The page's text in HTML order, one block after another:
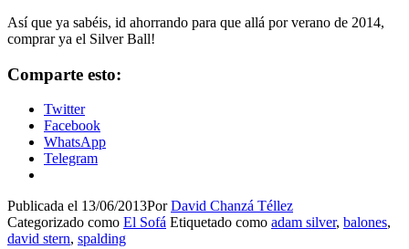
Así que ya sabéis, id ahorrando para que allá por verano de 2014,
comprar ya el Silver Ball!
Comparte esto:
Twitter
Facebook
WhatsApp
Telegram
Publicada el 13/06/2013PorDavid Chanzá Téllez
Categorizado como El Sofá Etiquetado como adam silver, balones,
david stern, spalding